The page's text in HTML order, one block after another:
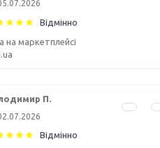
Відмінно
на маркетплейсі
П.
Відмінно